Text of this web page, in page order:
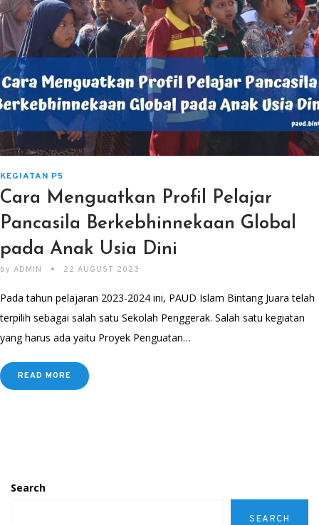
KEGIATAN P5
Cara Menguatkan Profil Pelajar
Pancasila Berkebhinnekaan Global
pada Anak Usia Dini
by ADMIN 22 AUGUST 2023
Pada tahun pelajaran 2023-2024 ini, PAUD Islam Bintang Juara telah
terpilih sebagai salah satu Sekolah Penggerak. Salah satu kegiatan
yang harus ada yaitu Proyek Penguatan…
READ MORE
Search
SEARCH